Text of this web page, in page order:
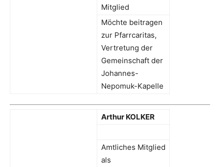
Mitglied
Möchte beitragen
zur Pfarrcaritas,
Vertretung der
Gemeinschaft der
Johannes-
Nepomuk-Kapelle
Arthur KOLKER
Amtliches Mitglied
als